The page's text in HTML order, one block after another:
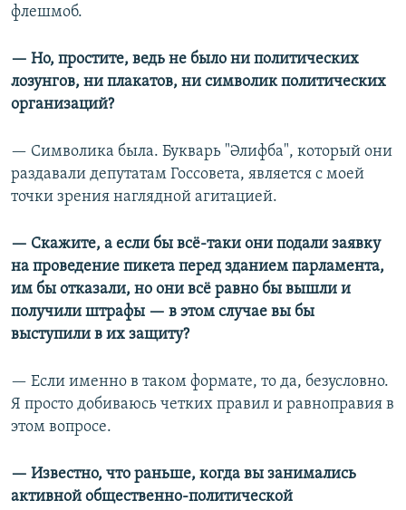
флешмоб.
— Но, простите, ведь не было ни политических
лозунгов, ни плакатов, ни символик политических
организаций?
— Символика была. Букварь "Әлифба", который они
раздавали депутатам Госсовета, является с моей
точки зрения наглядной агитацией.
— Скажите, а если бы всё-таки они подали заявку
на проведение пикета перед зданием парламента,
им бы отказали, но они всё равно бы вышли и
получили штрафы — в этом случае вы бы
выступили в их защиту?
— Если именно в таком формате, то да, безусловно.
Я просто добиваюсь четких правил и равноправия в
этом вопросе.
— Известно, что раньше, когда вы занимались
активной общественно-политической